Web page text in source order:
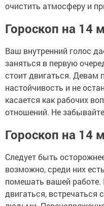
очистить атмосферу и
Гороскоп на 14
Ваш внутренний голос
заняться в первую
стоит двигаться. Девам
настойчивость и не
касается как рабочих
отношений. Не
Гороскоп на 14
Следует быть
возможно, среди них
помешать вашей работе.
двигаться,